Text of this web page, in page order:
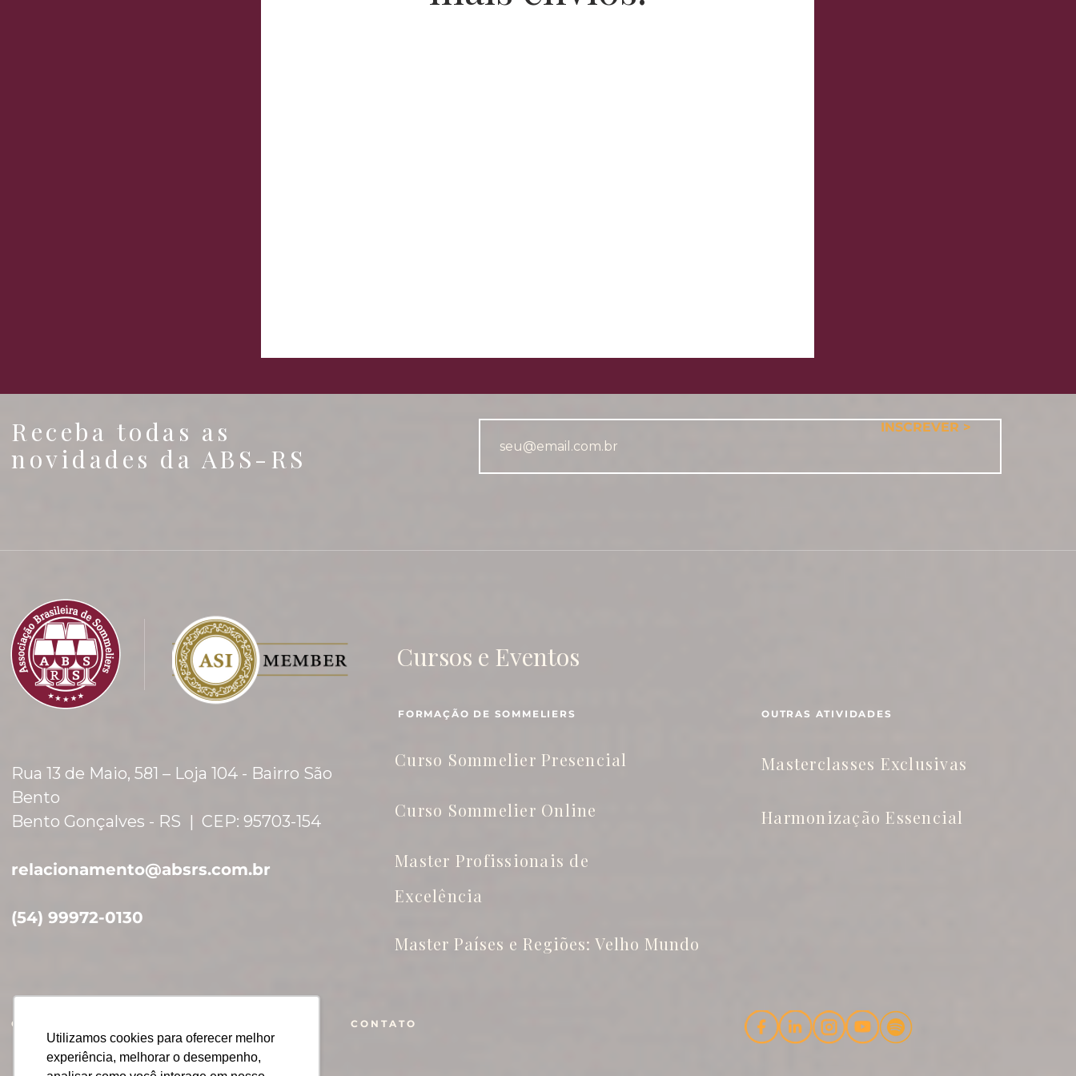
Utilizamos cookies para oferecer melhor
experiência, melhorar o desempenho,
Receba todas as
novidades da ABS-RS
INSCREVER >
Cursos e Eventos
FORMAÇÃO DE SOMMELIERS
Rua 13 de Maio, 581 – Loja 104 - Bairro São
Bento
Bento Gonçalves - RS | CEP: 95703-154
relacionamento​@absrs.com.br
(54) 99972-0130
Curso Sommelier Presencial
Curso Sommelier Online
Master Profissionais de
Excelência
Master Países e Regiões: Velho Mundo
OUTRAS ATIVIDADES
Masterclasses Exclusivas
Harmonização Essencial
QUEM SOMOS CONTATO